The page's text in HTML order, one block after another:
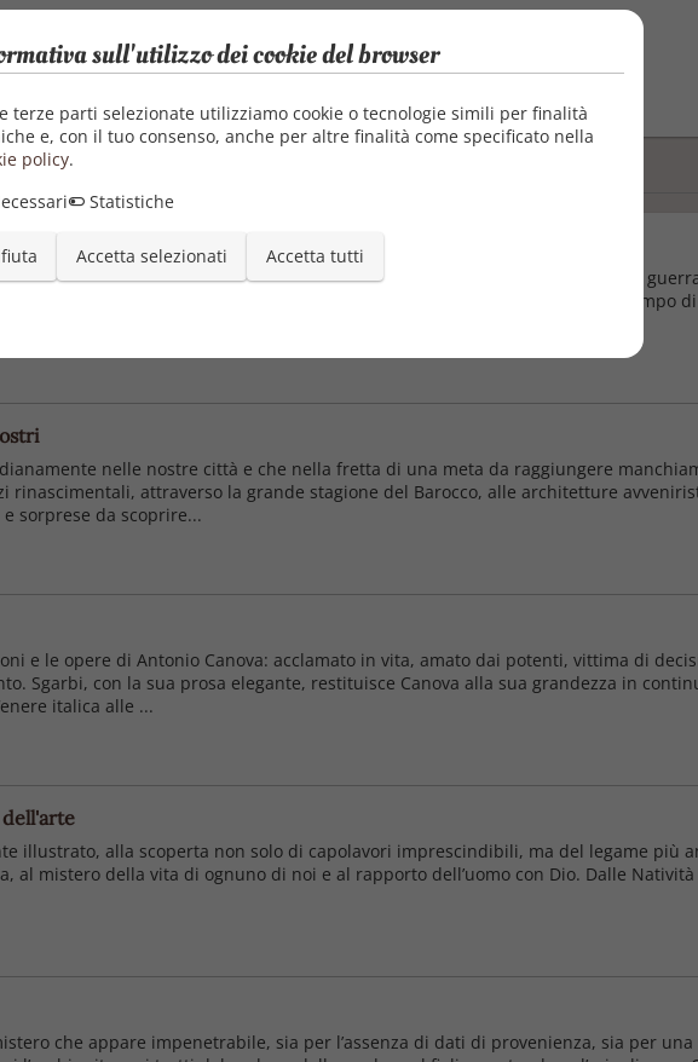
dalla marcia su Roma nell’ottobre 1922 al drammatico epilogo della seconda
triste del secolo che abbiamo alle spalle. Gli stessi anni, nell’arte, sono il tempo di
nelle nostre città e che nella fretta di una meta da raggiungere
rinascimentali, attraverso la grande stagione del Barocco, alle architetture
sorprese da scoprire...
e le opere di Antonio Canova: acclamato in vita, amato dai potenti, vittima di
Sgarbi, con la sua prosa elegante, restituisce Canova alla sua grandezza in
italica alle ...
illustrato, alla scoperta non solo di capolavori imprescindibili, ma del legame più
al mistero della vita di ognuno di noi e al rapporto dell’uomo con Dio. Dalle
che appare impenetrabile, sia per l’assenza di dati di provenienza, sia per
sull'utilizzo dei cookie del browser
terze parti selezionate utilizziamo cookie o tecnologie simili per finalità
e, con il tuo consenso, anche per altre finalità come specificato nella
policy.
Statistiche
Accetta selezionati Accetta tutti